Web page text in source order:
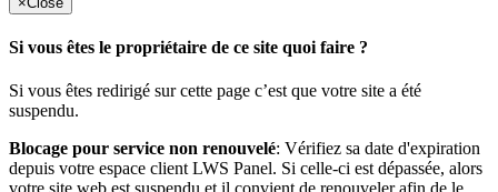
Si vous êtes le propriétaire de ce site quoi faire ?
Si vous êtes redirigé sur cette page c’est que votre site a été
suspendu.
Blocage pour service non renouvelé: Vérifiez sa date d'expiration
depuis votre espace client LWS Panel. Si celle-ci est dépassée, alors